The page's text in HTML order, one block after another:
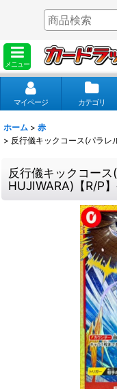
メニュー
マイページ カテゴリ
ホーム > 赤
> 反行儀キックコース(パラ
反行儀キックコー
HUJIWARA)【R/P